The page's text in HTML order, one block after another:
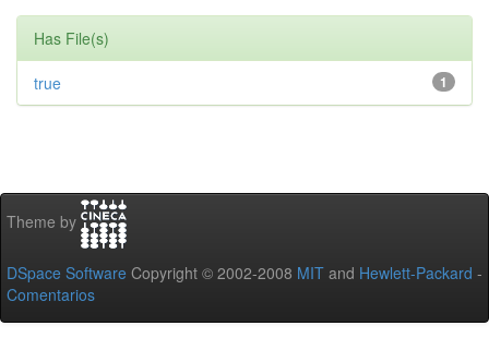
Has File(s)
1
true
Theme by
DSpace Software Copyright © 2002-2008 MIT and Hewlett-Packard -
Comentarios